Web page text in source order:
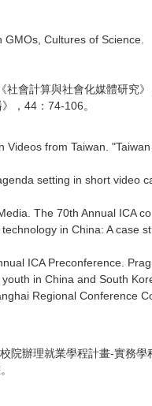
Cultures of Science.
會計算與社會化媒體研究》
，44：74-106。
from Taiwan.
setting in short video
The 70th Annual ICA
in China: A case
ICA Preconference.
in China and South
Regional Conference
辦理就業學程計畫-實務學